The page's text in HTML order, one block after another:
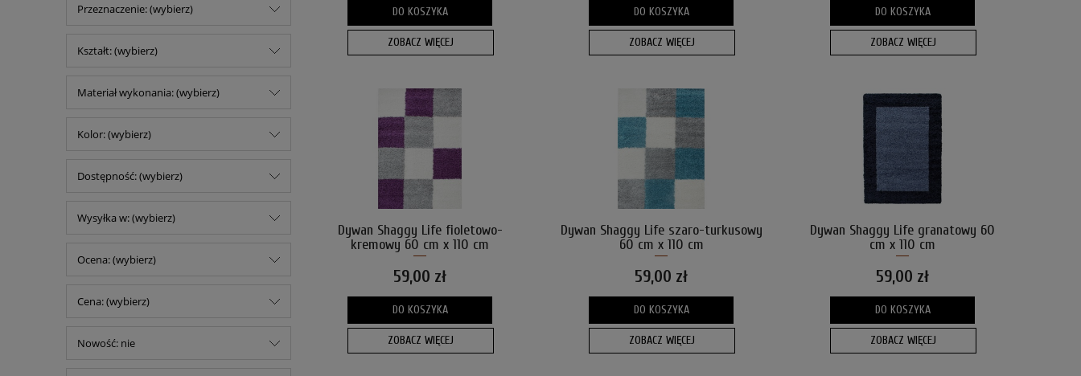
Przeznaczenie: (wybierz)
Kształt: (wybierz)
Materiał wykonania: (wybierz)
Kolor: (wybierz)
Dostępność: (wybierz)
Wysyłka w: (wybierz)
Ocena: (wybierz)
Cena: (wybierz)
Nowość: nie
DO KOSZYKA
ZOBACZ WIĘCEJ
DO KOSZYKA
ZOBACZ WIĘCEJ
DO KOSZYKA
ZOBACZ WIĘCEJ
Dywan Shaggy Life fioletowo-
kremowy 60 cm x 110 cm
59,00 zł
DO KOSZYKA
ZOBACZ WIĘCEJ
Dywan Shaggy Life szaro-turkusowy
60 cm x 110 cm
59,00 zł
DO KOSZYKA
ZOBACZ WIĘCEJ
Dywan Shaggy Life granatowy 60
cm x 110 cm
59,00 zł
DO KOSZYKA
ZOBACZ WIĘCEJ